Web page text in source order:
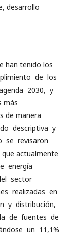
desarrollo
han tenido los
de los
2030, y
más
de manera
descriptiva y
se revisaron
que actualmente
energía
sector
realizadas en
y distribución,
de fuentes de
un 11,1%